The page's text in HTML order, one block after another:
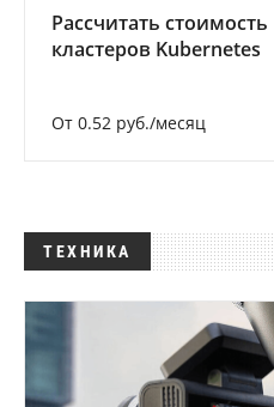
Рассчитать стоимость
кластеров Kubernetes
От 0.52 руб./месяц
ТЕХНИКА